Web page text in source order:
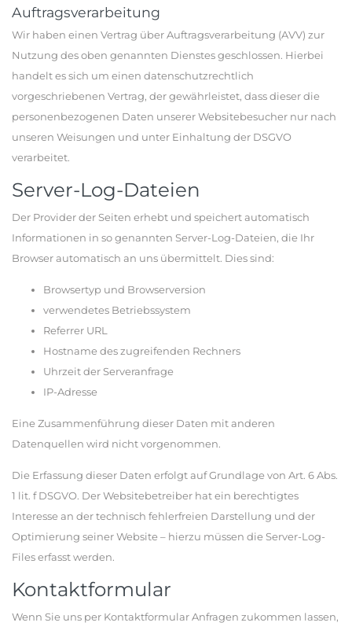
Auftragsverarbeitung
Wir haben einen Vertrag über Auftragsverarbeitung (AVV) zur
Nutzung des oben genannten Dienstes geschlossen. Hierbei
handelt es sich um einen datenschutzrechtlich
vorgeschriebenen Vertrag, der gewährleistet, dass dieser die
personenbezogenen Daten unserer Websitebesucher nur nach
unseren Weisungen und unter Einhaltung der DSGVO
verarbeitet.
Server-Log-Dateien
Der Provider der Seiten erhebt und speichert automatisch
Informationen in so genannten Server-Log-Dateien, die Ihr
Browser automatisch an uns übermittelt. Dies sind:
Browsertyp und Browserversion
verwendetes Betriebssystem
Referrer URL
Hostname des zugreifenden Rechners
Uhrzeit der Serveranfrage
IP-Adresse
Eine Zusammenführung dieser Daten mit anderen
Datenquellen wird nicht vorgenommen.
Die Erfassung dieser Daten erfolgt auf Grundlage von Art. 6 Abs.
1 lit. f DSGVO. Der Websitebetreiber hat ein berechtigtes
Interesse an der technisch fehlerfreien Darstellung und der
Optimierung seiner Website – hierzu müssen die Server-Log-
Files erfasst werden.
Kontaktformular
Wenn Sie uns per Kontaktformular Anfragen zukommen lassen,